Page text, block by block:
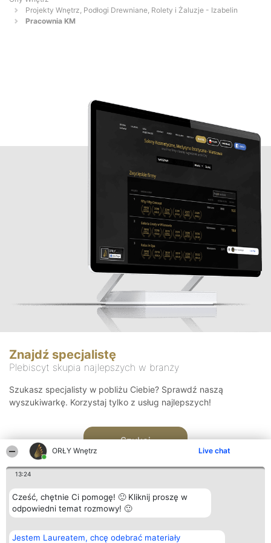
ORŁY Wnętrz Live chat
13:24
Cześć, chętnie Ci pomogę! 🙂 Kliknij proszę w
odpowiedni temat rozmowy! 🙂
Jestem Laureatem, chcę odebrać materiały
Projekty Wnętrz, Podłogi Drewniane, Rolety i Żaluzje - Izabelin
Pracownia KM
Znajdź specjalistę
Plebiscyt skupia najlepszych w branży
Szukasz specjalisty w pobliżu Ciebie? Sprawdź naszą
wyszukiwarkę. Korzystaj tylko z usług najlepszych!
Szukaj
Organizator plebiscytu
Bright Side Solutions sp. z o.
Plebiscyt
Laureaci
Kontakt
Kontakt